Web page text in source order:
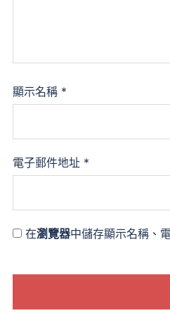
顯示名稱 *
電子郵件地址 *
在瀏覽器中儲存顯示名稱、